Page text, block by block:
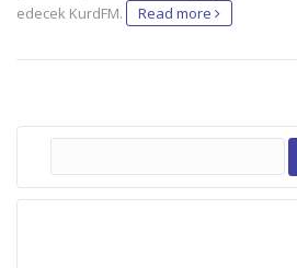
edecek KurdFM.
Read more
Arama: